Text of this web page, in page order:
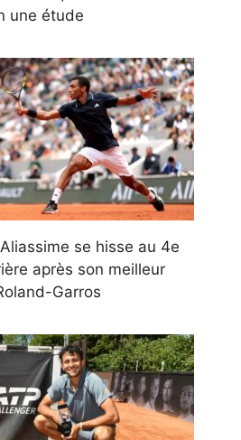
une étude
se hisse au 4e
après son meilleur
Garros